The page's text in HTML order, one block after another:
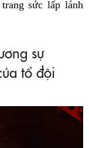
sức lấp lánh
sự
tổ đội